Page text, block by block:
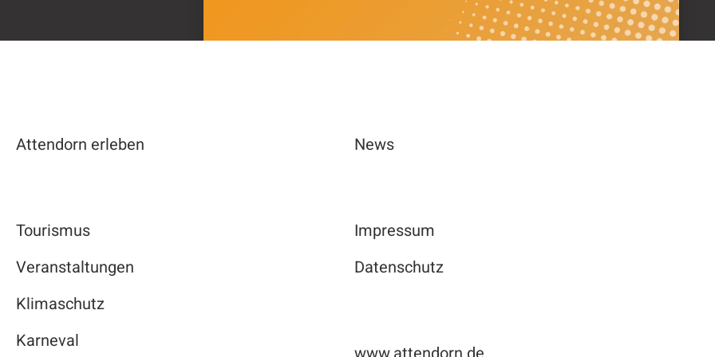
Attendorn erleben
Tourismus
Veranstaltungen
Klimaschutz
Karneval
News
Impressum
Datenschutz